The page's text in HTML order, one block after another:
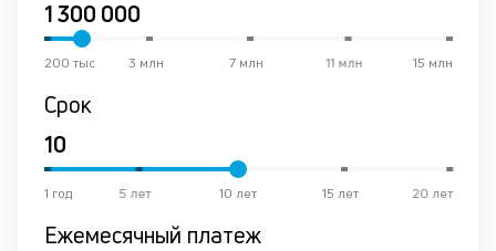
15 млн
11 млн
7 млн
3 млн
200 тыс
Срок
20 лет
15 лет
10 лет
5 лет
1 год
Ежемесячный платеж